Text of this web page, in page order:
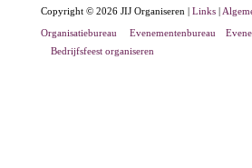
Copyright © 2026 JIJ Organiseren | Links |
Organisatiebureau
Evenementenbureau
Bedrijfsfeest organiseren